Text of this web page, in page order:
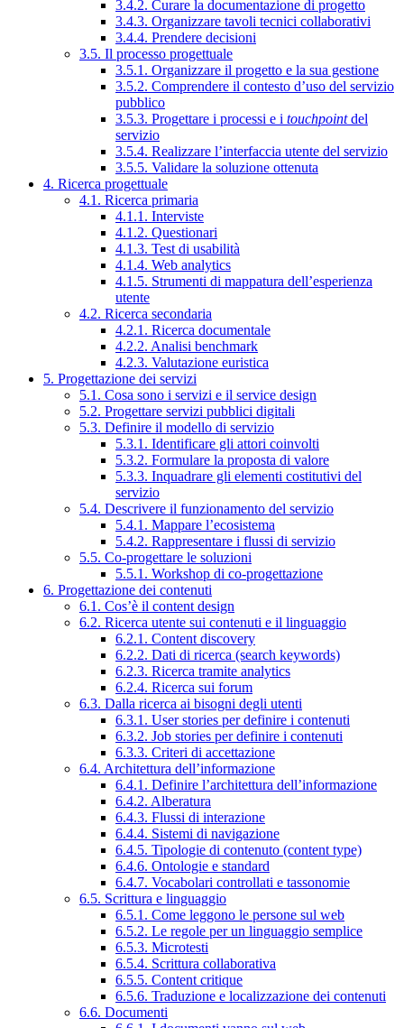
3.4.2. Curare la documentazione di progetto
3.4.3. Organizzare tavoli tecnici collaborativi
3.4.4. Prendere decisioni
3.5. Il processo progettuale
3.5.1. Organizzare il progetto e la sua gestione
3.5.2. Comprendere il contesto d’uso del servizio
pubblico
3.5.3. Progettare i processi e i touchpointdel
servizio
3.5.4. Realizzare l’interfaccia utente del servizio
3.5.5. Validare la soluzione ottenuta
4. Ricerca progettuale
4.1. Ricerca primaria
4.1.1. Interviste
4.1.2. Questionari
4.1.3. Test di usabilità
4.1.4. Web analytics
4.1.5. Strumenti di mappatura dell’esperienza
utente
4.2. Ricerca secondaria
4.2.1. Ricerca documentale
4.2.2. Analisi benchmark
4.2.3. Valutazione euristica
5. Progettazione dei servizi
5.1. Cosa sono i servizi e il service design
5.2. Progettare servizi pubblici digitali
5.3. Definire il modello di servizio
5.3.1. Identificare gli attori coinvolti
5.3.2. Formulare la proposta di valore
5.3.3. Inquadrare gli elementi costitutivi del
servizio
5.4. Descrivere il funzionamento del servizio
5.4.1. Mappare l’ecosistema
5.4.2. Rappresentare i flussi di servizio
5.5. Co-progettare le soluzioni
5.5.1. Workshop di co-progettazione
6. Progettazione dei contenuti
6.1. Cos’è il content design
6.2. Ricerca utente sui contenuti e il linguaggio
6.2.1. Content discovery
6.2.2. Dati di ricerca (search keywords)
6.2.3. Ricerca tramite analytics
6.2.4. Ricerca sui forum
6.3. Dalla ricerca ai bisogni degli utenti
6.3.1. User stories per definire i contenuti
6.3.2. Job stories per definire i contenuti
6.3.3. Criteri di accettazione
6.4. Architettura dell’informazione
6.4.1. Definire l’architettura dell’informazione
6.4.2. Alberatura
6.4.3. Flussi di interazione
6.4.4. Sistemi di navigazione
6.4.5. Tipologie di contenuto (content type)
6.4.6. Ontologie e standard
6.4.7. Vocabolari controllati e tassonomie
6.5. Scrittura e linguaggio
6.5.1. Come leggono le persone sul web
6.5.2. Le regole per un linguaggio semplice
6.5.3. Microtesti
6.5.4. Scrittura collaborativa
6.5.5. Content critique
6.5.6. Traduzione e localizzazione dei contenuti
6.6. Documenti